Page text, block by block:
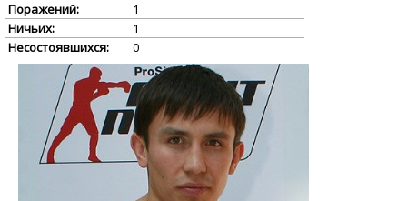
Поражений:
1
Ничьих:
1
Несостоявшихся:
0